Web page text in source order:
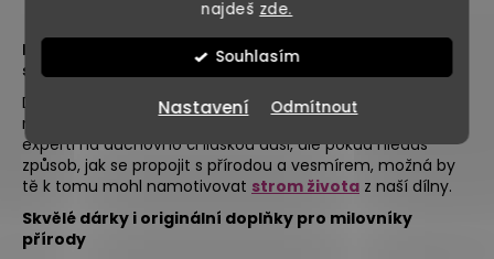
najdeš zde.
Souhlasím
Nastavení Odmítnout
Dokonalé propojení s přírodou i vesmírem pomocí
stromu života
Dnešní doba má brutální tempo a zvláště ti, kteří žijí ve
městech, se v něm občas trochu ztratí. Nejsme žádní
experti na duchovno či lidskou duši, ale pokud hledáš
způsob, jak se propojit s přírodou a vesmírem, možná by
tě k tomu mohl namotivovat strom života z naší dílny.
Skvělé dárky i originální doplňky pro milovníky
přírody